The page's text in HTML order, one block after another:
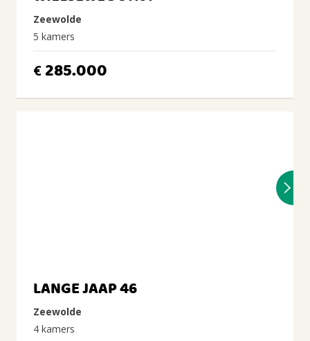
Zeewolde
5 kamers
€285.000
LANGE JAAP 46
Zeewolde
4 kamers